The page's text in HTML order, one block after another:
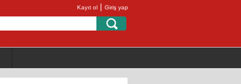
Kayıt ol | Giriş yap